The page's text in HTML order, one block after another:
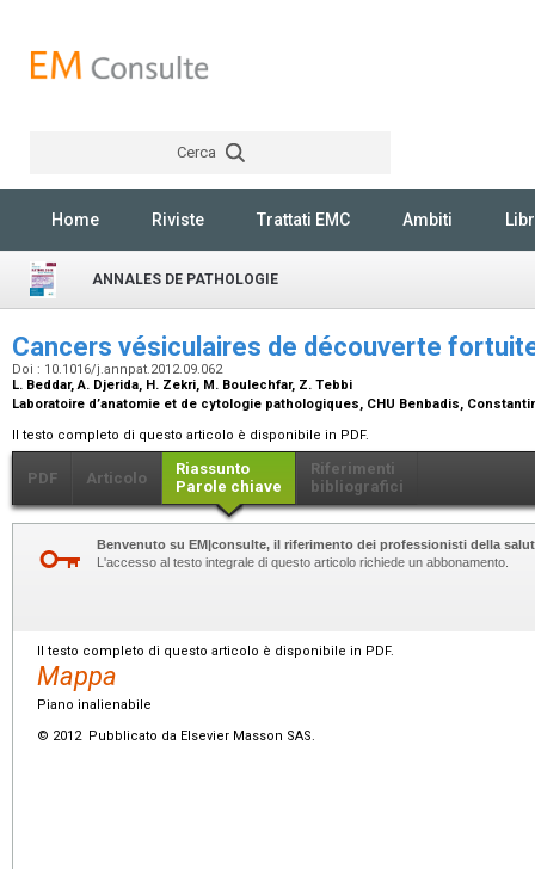
Cerca
Home Riviste Trattati EMC Ambiti
ANNALES DE PATHOLOGIE
Cancers vésiculaires de découverte
Doi : 10.1016/j.annpat.2012.09.062
L. Beddar, A. Djerida, H. Zekri, M. Boulechfar, Z. Tebbi
Laboratoire d’anatomie et de cytologie pathologiques, CHU Benbadis,
Il testo completo di questo articolo è disponibile in PDF.
PDF Articolo
Riassunto
Parole chiave
Riferimenti
bibliografici
Benvenuto su EM|consulte, il riferimento dei professionisti della
L'accesso al testo integrale di questo articolo richiede un abbonamento.
Il testo completo di questo articolo è disponibile in PDF.
Mappa
Piano inalienabile
© 2012 Pubblicato da Elsevier Masson SAS.